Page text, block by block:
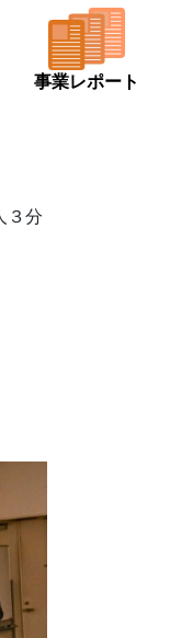
事業レポート
３分